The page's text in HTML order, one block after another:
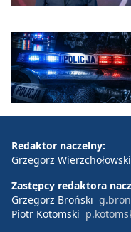
Redaktor naczelny:
Grzegorz Wierzchołowski
Zastępcy redaktora
Grzegorz Broński
Piotr Kotomski